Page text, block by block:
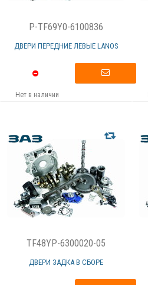
P-TF69Y0-6100836
ДВЕРИ ПЕРЕДНИЕ ЛЕВЫЕ LANOS
Нет в наличии
TF48YP-6300020-05
ДВЕРИ ЗАДКА В СБОРЕ